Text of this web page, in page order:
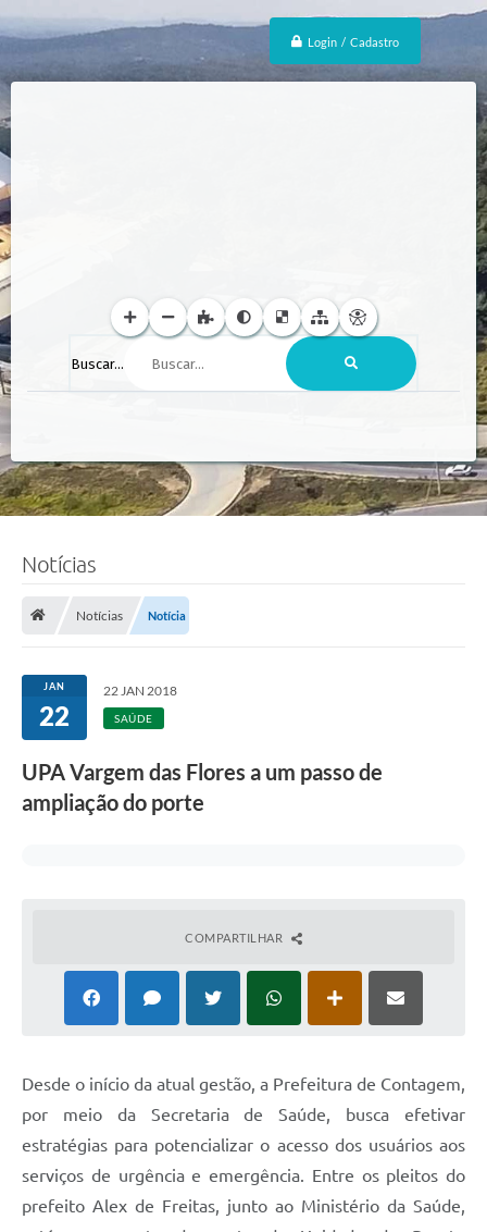
Login / Cadastro
Buscar...
Notícias
Notícias Notícia
JAN
22
22 JAN 2018
SAÚDE
UPA Vargem das Flores a um passo de
ampliação do porte
COMPARTILHAR
Desde o início da atual gestão, a Prefeitura de Contagem,
por meio da Secretaria de Saúde, busca efetivar
estratégias para potencializar o acesso dos usuários aos
serviços de urgência e emergência. Entre os pleitos do
prefeito Alex de Freitas, junto ao Ministério da Saúde,